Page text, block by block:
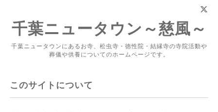
千葉ニュータウン～慈風～
千葉ニュータウンにあるお寺、松虫寺・徳性院・結縁寺の寺院活動や
葬儀や供養についてのホームページです。
このサイトについて